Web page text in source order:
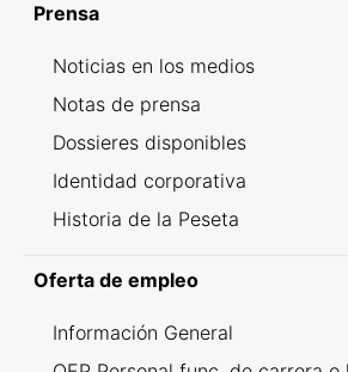
Prensa
Noticias en los medios
Notas de prensa
Dossieres disponibles
Identidad corporativa
Historia de la Peseta
Oferta de empleo
Información General